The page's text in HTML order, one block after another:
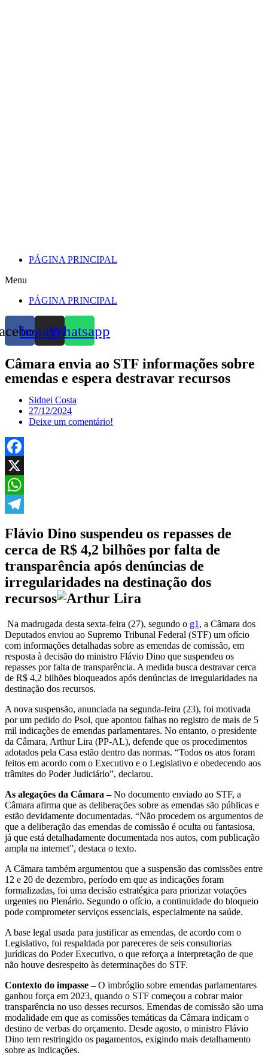
PÁGINA PRINCIPAL
Menu
PÁGINA PRINCIPAL
InstagramWhatsapp
Câmara envia ao STF informações sobre
emendas e espera destravar recursos
Sidnei Costa
27/12/2024
Deixe um comentário!
Facebook
X
WhatsApp
Flávio Dino suspendeu os repasses de
cerca de R$ 4,2 bilhões por falta de
transparência após denúncias de
irregularidades na destinação dos
recursos
Na madrugada desta sexta-feira (27), segundo o g1 , a Câmara dos
Deputados enviou ao Supremo Tribunal Federal (STF) um ofício
com informações detalhadas sobre as emendas de comissão, em
resposta à decisão do ministro Flávio Dino que suspendeu os
repasses por falta de transparência. A medida busca destravar cerca
de R$ 4,2 bilhões bloqueados após denúncias de irregularidades na
destinação dos recursos.
A nova suspensão, anunciada na segunda-feira (23), foi motivada
por um pedido do Psol, que apontou falhas no registro de mais de 5
mil indicações de emendas parlamentares. No entanto, o presidente
da Câmara, Arthur Lira (PP-AL), defende que os procedimentos
adotados pela Casa estão dentro das normas. “Todos os atos foram
feitos em acordo com o Executivo e o Legislativo e obedecendo aos
trâmites do Poder Judiciário”, declarou.
As alegações da Câmara –No documento enviado ao STF, a
Câmara afirma que as deliberações sobre as emendas são públicas e
estão devidamente documentadas. “Não procedem os argumentos de
que a deliberação das emendas de comissão é oculta ou fantasiosa,
já que está detalhadamente documentada nos autos, com publicação
ampla na internet”, destaca o texto.
A Câmara também argumentou que a suspensão das comissões entre
12 e 20 de dezembro, período em que as indicações foram
formalizadas, foi uma decisão estratégica para priorizar votações
urgentes no Plenário. Segundo o ofício, a continuidade do bloqueio
pode comprometer serviços essenciais, especialmente na saúde.
A base legal usada para justificar as emendas, de acordo com o
Legislativo, foi respaldada por pareceres de seis consultorias
jurídicas do Poder Executivo, o que reforça a interpretação de que
não houve desrespeito às determinações do STF.
Contexto do impasse –O imbróglio sobre emendas parlamentares
ganhou força em 2023, quando o STF começou a cobrar maior
transparência no uso desses recursos. Emendas de comissão são uma
modalidade em que as comissões temáticas da Câmara indicam o
destino de verbas do orçamento. Desde agosto, o ministro Flávio
Dino tem restringido os pagamentos, exigindo mais detalhamento
sobre as indicações.